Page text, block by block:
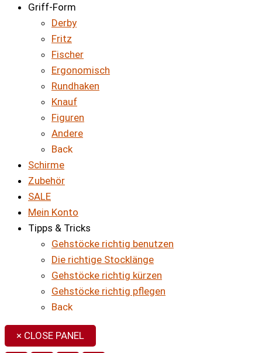
Griff-Form
Derby
Fritz
Fischer
Ergonomisch
Rundhaken
Knauf
Figuren
Andere
Back
Schirme
Zubehör
SALE
Mein Konto
Tipps & Tricks
Gehstöcke richtig benutzen
Die richtige Stocklänge
Gehstöcke richtig kürzen
Gehstöcke richtig pflegen
Back
× CLOSE PANEL